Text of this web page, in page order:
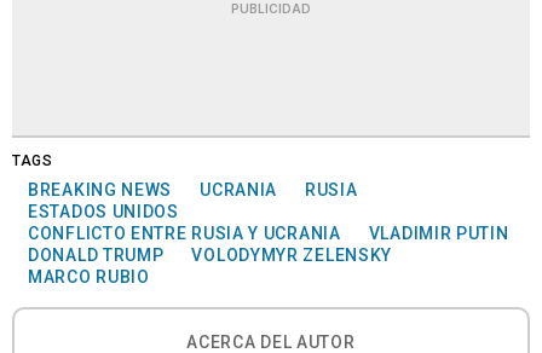
PUBLICIDAD
TAGS
BREAKING NEWS UCRANIA
RUSIA
ESTADOS UNIDOS
CONFLICTO ENTRE RUSIA Y UCRANIA
VLADIMIR PUTIN
DONALD TRUMP
VOLODYMYR ZELENSKY
MARCO RUBIO
ACERCA DEL AUTOR